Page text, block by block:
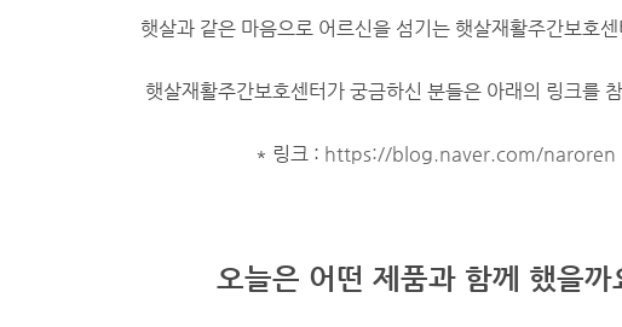
햇살과 같은 마음으로 어르신을 섬기는 햇살재활주간보호
햇살재활주간보호센터가 궁금하신 분들은 아래의 링크를
* 링크 : https://blog.naver.com/naroren
오늘은 어떤 제품과 함께 했을까